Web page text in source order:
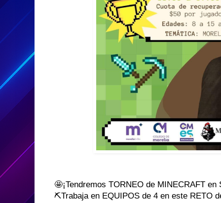
🤩¡Tendremos TORNEO de MINECRAFT en
⛏Trabaja en EQUIPOS de 4 en este RETO